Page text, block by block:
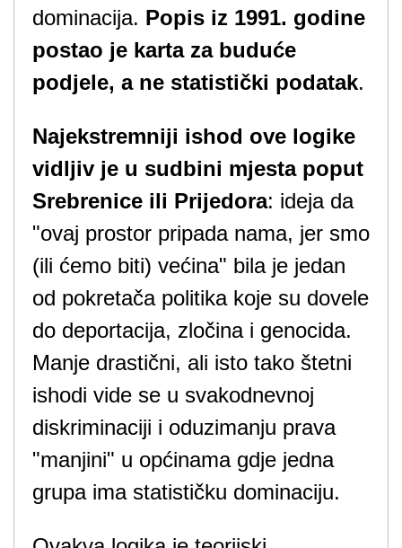
dominacija. Popis iz 1991. godine
postao je karta za buduće
podjele, a ne statistički podatak.
Najekstremniji ishod ove logike
vidljiv je u sudbini mjesta poput
Srebrenice ili Prijedora: ideja da
"ovaj prostor pripada nama, jer smo
(ili ćemo biti) većina" bila je jedan
od pokretača politika koje su dovele
do deportacija, zločina i genocida.
Manje drastični, ali isto tako štetni
ishodi vide se u svakodnevnoj
diskriminaciji i oduzimanju prava
"manjini" u općinama gdje jedna
grupa ima statističku dominaciju.